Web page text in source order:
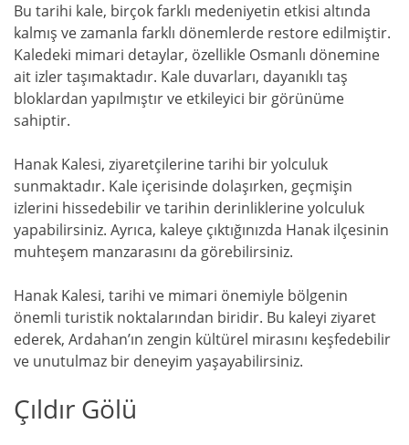
Bu tarihi kale, birçok farklı medeniyetin etkisi altında
kalmış ve zamanla farklı dönemlerde restore edilmiştir.
Kaledeki mimari detaylar, özellikle Osmanlı dönemine
ait izler taşımaktadır. Kale duvarları, dayanıklı taş
bloklardan yapılmıştır ve etkileyici bir görünüme
sahiptir.
Hanak Kalesi, ziyaretçilerine tarihi bir yolculuk
sunmaktadır. Kale içerisinde dolaşırken, geçmişin
izlerini hissedebilir ve tarihin derinliklerine yolculuk
yapabilirsiniz. Ayrıca, kaleye çıktığınızda Hanak ilçesinin
muhteşem manzarasını da görebilirsiniz.
Hanak Kalesi, tarihi ve mimari önemiyle bölgenin
önemli turistik noktalarından biridir. Bu kaleyi ziyaret
ederek, Ardahan’ın zengin kültürel mirasını keşfedebilir
ve unutulmaz bir deneyim yaşayabilirsiniz.
Çıldır Gölü